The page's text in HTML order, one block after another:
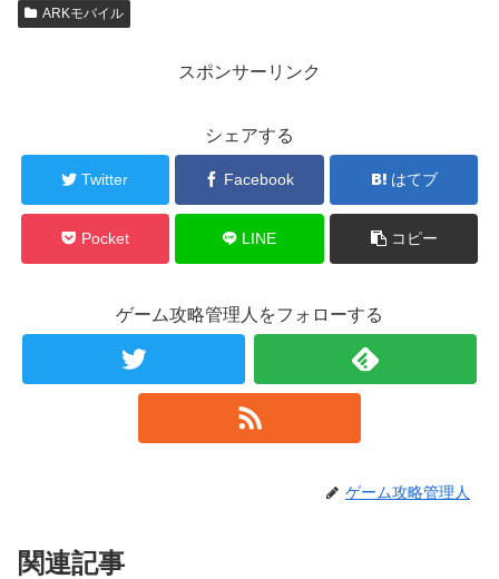
ARKモバイル
スポンサーリンク
シェアする
Twitter Facebook はてブ
Pocket LINE コピー
ゲーム攻略管理人をフォローする
ゲーム攻略管理人
関連記事